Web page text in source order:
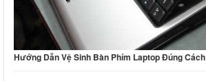
Hướng Dẫn Vệ Sinh Bàn Phím Laptop Đúng Cách